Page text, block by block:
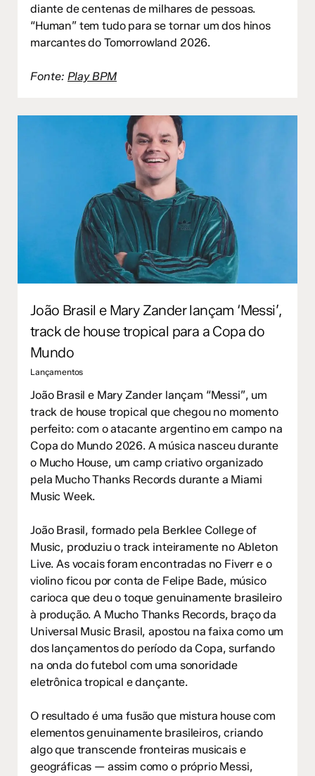
diante de centenas de milhares de pessoas.
“Human” tem tudo para se tornar um dos hinos
marcantes do Tomorrowland 2026.
Fonte: Play BPM
João Brasil e Mary Zander lançam ‘Messi’,
track de house tropical para a Copa do
Mundo
Lançamentos
João Brasil e Mary Zander lançam “Messi”, um
track de house tropical que chegou no momento
perfeito: com o atacante argentino em campo na
Copa do Mundo 2026. A música nasceu durante
o Mucho House, um camp criativo organizado
pela Mucho Thanks Records durante a Miami
Music Week.
João Brasil, formado pela Berklee College of
Music, produziu o track inteiramente no Ableton
Live. As vocais foram encontradas no Fiverr e o
violino ficou por conta de Felipe Bade, músico
carioca que deu o toque genuinamente brasileiro
à produção. A Mucho Thanks Records, braço da
Universal Music Brasil, apostou na faixa como um
dos lançamentos do período da Copa, surfando
na onda do futebol com uma sonoridade
eletrônica tropical e dançante.
O resultado é uma fusão que mistura house com
elementos genuinamente brasileiros, criando
algo que transcende fronteiras musicais e
geográficas — assim como o próprio Messi,